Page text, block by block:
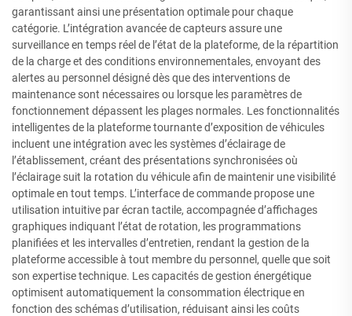
garantissant ainsi une présentation optimale pour chaque
catégorie. L’intégration avancée de capteurs assure une
surveillance en temps réel de l’état de la plateforme, de la répartition
de la charge et des conditions environnementales, envoyant des
alertes au personnel désigné dès que des interventions de
maintenance sont nécessaires ou lorsque les paramètres de
fonctionnement dépassent les plages normales. Les fonctionnalités
intelligentes de la plateforme tournante d’exposition de véhicules
incluent une intégration avec les systèmes d’éclairage de
l’établissement, créant des présentations synchronisées où
l’éclairage suit la rotation du véhicule afin de maintenir une visibilité
optimale en tout temps. L’interface de commande propose une
utilisation intuitive par écran tactile, accompagnée d’affichages
graphiques indiquant l’état de rotation, les programmations
planifiées et les intervalles d’entretien, rendant la gestion de la
plateforme accessible à tout membre du personnel, quelle que soit
son expertise technique. Les capacités de gestion énergétique
optimisent automatiquement la consommation électrique en
fonction des schémas d’utilisation, réduisant ainsi les coûts